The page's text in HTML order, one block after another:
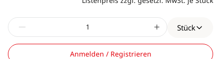
Stück
Anmelden / Registrieren